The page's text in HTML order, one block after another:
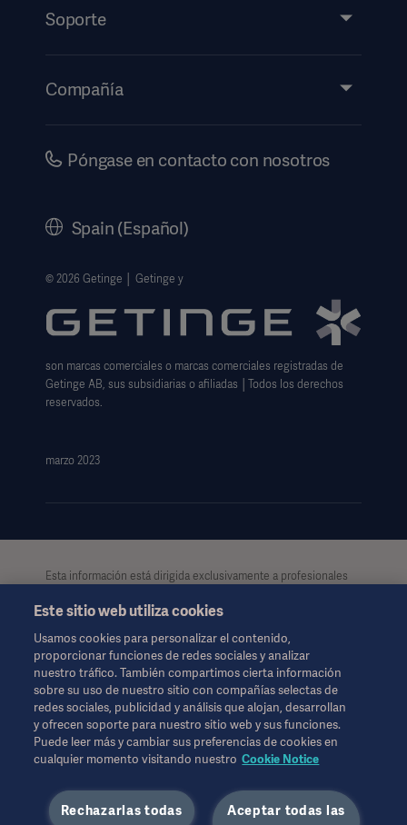
Servicios
Soporte
Eventos
Compañía
Carrera
Política de privacidad del sitio web
Exención de responsabilidad de uso del sitio web
Aviso sobre las cookies
Formulario de solicitud de datos
Póngase en contacto con nosotros
Spain (Español)
© 2026 Getinge │ Getinge y
son marcas comerciales o marcas comerciales registradas de
Getinge AB, sus subsidiarias o afiliadas │Todos los derechos
reservados.
marzo 2023
Esta información está dirigida exclusivamente a profesionales
únicamente carácter informativo. Dicha información no es
exhaustiva y por lo tanto, no debe considerarse como reemplazo
de las instrucciones de uso, manual de usuario o consejo
médico. Getinge no se hace responsable del uso ilegal,
indebido o por la manipulación de los contenidos e
informaciones de esta página. Tanto el acceso a la información
como el uso que pueda hacerse de la misma, y su contenido
será exclusivamente responsabilidad del usuario.
Es posible que alguna terapia, solución o producto mencionado
puede copiar ni utilizar, en su totalidad o en parte, sin el permiso
por escrito de Getinge.
Este sitio web utiliza cookies
Usamos cookies para personalizar el contenido,
proporcionar funciones de redes sociales y analizar
nuestro tráfico. También compartimos cierta información
sobre su uso de nuestro sitio con compañías selectas de
redes sociales, publicidad y análisis que alojan, desarrollan
y ofrecen soporte para nuestro sitio web y sus funciones.
Puede leer más y cambiar sus preferencias de cookies en
cualquier momento visitando nuestro Cookie Notice
Aceptar todas las
Rechazarlas todas